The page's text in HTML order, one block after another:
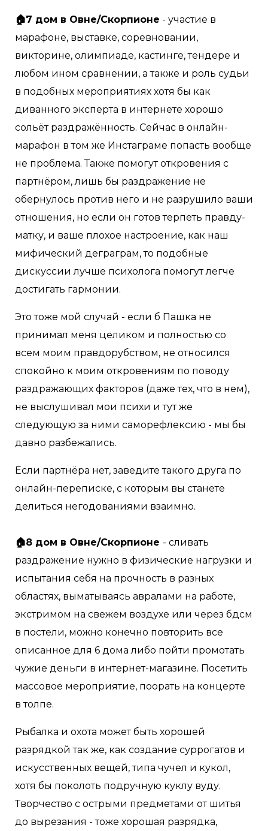
🏠7 дом в Овне/Скорпионе - участие в
марафоне, выставке, соревновании,
викторине, олимпиаде, кастинге, тендере и
любом ином сравнении, а также и роль судьи
в подобных мероприятиях хотя бы как
диванного эксперта в интернете хорошо
сольёт раздражённость. Сейчас в онлайн-
марафон в том же Инстаграме попасть вообще
не проблема. Также помогут откровения с
партнёром, лишь бы раздражение не
обернулось против него и не разрушило ваши
отношения, но если он готов терпеть правду-
матку, и ваше плохое настроение, как наш
мифический деграграм, то подобные
дискуссии лучше психолога помогут легче
достигать гармонии.
Это тоже мой случай - если б Пашка не
принимал меня целиком и полностью со
всем моим правдорубством, не относился
спокойно к моим откровениям по поводу
раздражающих факторов (даже тех, что в нем),
не выслушивал мои психи и тут же
следующую за ними саморефлексию - мы бы
давно разбежались.
Если партнёра нет, заведите такого друга по
онлайн-переписке, с которым вы станете
делиться негодованиями взаимно.⠀
🏠8 дом в Овне/Скорпионе - сливать
раздражение нужно в физические нагрузки и
испытания себя на прочность в разных
областях, выматываясь авралами на работе,
экстримом на свежем воздухе или через бдсм
в постели, можно конечно повторить все
описанное для 6 дома либо пойти промотать
чужие деньги в интернет-магазине. Посетить
массовое мероприятие, поорать на концерте
в толпе.
Рыбалка и охота может быть хорошей
разрядкой так же, как создание суррогатов и
искусственных вещей, типа чучел и кукол,
хотя бы поколоть подручную куклу вуду.
Творчество с острыми предметами от шитья
до вырезания - тоже хорошая разрядка,